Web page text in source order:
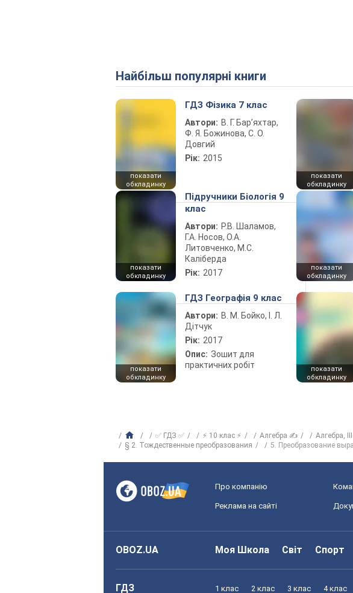
Найбільш популярні книги
показати
обкладинку
ГДЗ Фізика 7 клас
Автори: В. Г. Бар’яхтар,
Ф. Я. Божинова, С. О.
Довгий
Рік: 2015
показати
обкладинку
показати
обкладинку
Підручники Біологія 9
клас
Автори: Р.В. Шаламов,
Г.А. Носов, О.А.
Литовченко, М.С.
Каліберда
Рік: 2017
показати
обкладинку
показати
обкладинку
ГДЗ Географія 9 клас
Автори: В. М. Бойко, І. Л.
Дітчук
Рік: 2017
Опис: Зошит для
практичних робіт
показати
обкладинку
✅ ГДЗ ✅ ⚡ 10 клас ⚡ Алгебра ✍ Алгебра,
§ 2. Тождественные преобразования
5. Преобразование
Про компанію
Реклама на сайті
OBOZ.UA Моя Школа Світ Спорт
ГДЗ 1 клас 2 клас 3 клас 4 клас